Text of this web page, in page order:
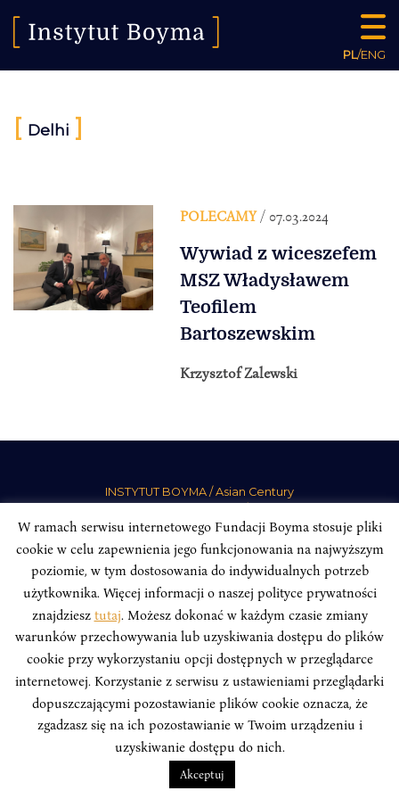
PL/ENG
[ Delhi ]
POLECAMY/ 07.03.2024
Wywiad z wiceszefem
MSZ Władysławem
Teofilem
Bartoszewskim
Krzysztof Zalewski
INSTYTUT BOYMA / Asian Century
Odwiedź nas w mediach społecznościowych:
INSTYTUT BOYMA. WSZELKIE PRAWA ZASTRZEŻONE.
Polityka
Prywatności Serwisu Polityka Prywatności Fundacji
design Beata Świerczyńska , development Alan Głodek
W ramach serwisu internetowego Fundacji Boyma stosuje pliki
cookie w celu zapewnienia jego funkcjonowania na najwyższym
poziomie, w tym dostosowania do indywidualnych potrzeb
użytkownika. Więcej informacji o naszej polityce prywatności
znajdziesz tutaj. Możesz dokonać w każdym czasie zmiany
warunków przechowywania lub uzyskiwania dostępu do plików
cookie przy wykorzystaniu opcji dostępnych w przeglądarce
internetowej. Korzystanie z serwisu z ustawieniami przeglądarki
dopuszczającymi pozostawianie plików cookie oznacza, że
zgadzasz się na ich pozostawianie w Twoim urządzeniu i
uzyskiwanie dostępu do nich.
Akceptuj